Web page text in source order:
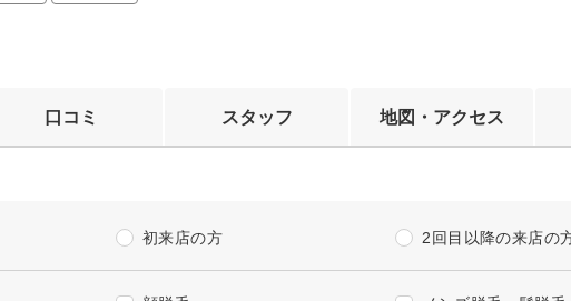
口コミ スタッフ 地図・アクセス
初来店の方 2回目以降の来店の